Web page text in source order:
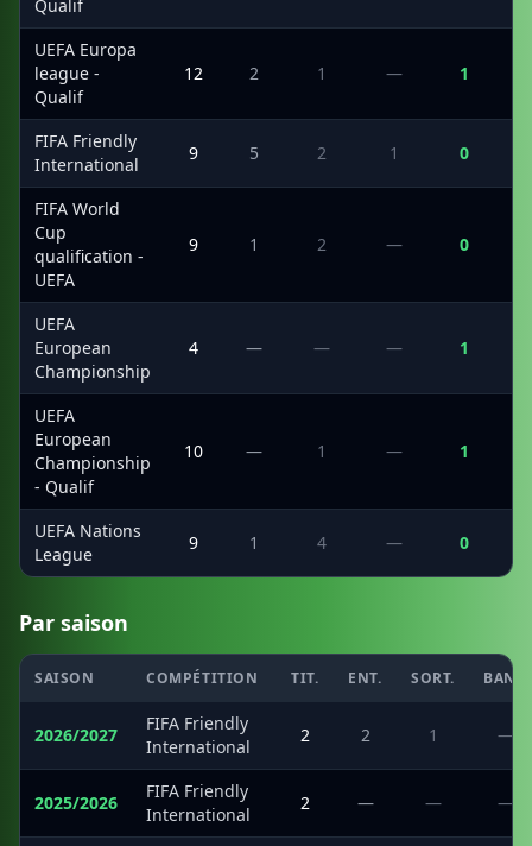
Qualif
UEFA Europa
league -
Qualif
12 2 1 — 1
FIFA Friendly
International
9 5 2 1 0
FIFA World
Cup
qualification -
UEFA
9 1 2 — 0
UEFA
European
Championship
4 — — — 1
UEFA
European
Championship
- Qualif
10 — 1 — 1
UEFA Nations
League
9 1 4 — 0
Par saison
SAISON COMPÉTITION TIT. ENT. SORT. BANC
2026/2027
FIFA Friendly
International
2 2 1 —
2025/2026
FIFA Friendly
International
2 — — —